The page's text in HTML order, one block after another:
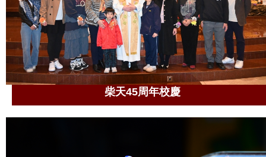
柴天45周年校慶